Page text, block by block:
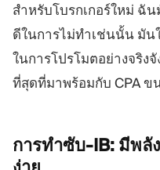
สำหรับโบรกเกอร์ใหม่ ฉั
ดีในการไม่ทำเช่นนั้น มัน
ในการโปรโมตอย่างจริง
ที่สุดที่มาพร้อมกับ CPA ข
การทำซับ-IB: มีพลัง